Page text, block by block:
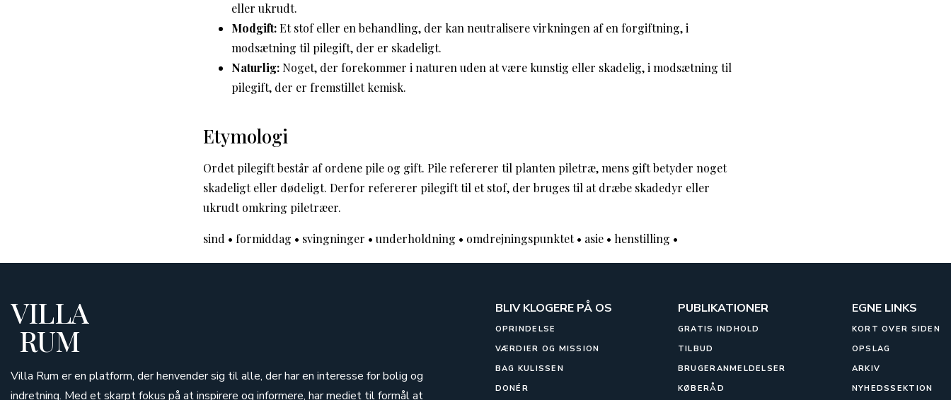
eller ukrudt.
Modgift:Et stof eller en behandling, der kan neutralisere virkningen af en forgiftning, i
modsætning til pilegift, der er skadeligt.
Naturlig: Noget, der forekommer i naturen uden at være kunstig eller skadelig, i modsætning til
pilegift, der er fremstillet kemisk.
Etymologi
Ordet pilegift består af ordene pile og gift. Pile refererer til planten piletræ, mens gift betyder noget
skadeligt eller dødeligt. Derfor refererer pilegift til et stof, der bruges til at dræbe skadedyr eller
ukrudt omkring piletræer.
sind • formiddag • svingninger • underholdning • omdrejningspunktet• asie • henstilling •
VILLA
RUM
Villa Rum er en platform, der henvender sig til alle, der har en interesse for bolig og
indretning. Med et skarpt fokus på at inspirere og informere, har mediet til formål at
BLIV KLOGERE PÅ OS
OPRINDELSE
VÆRDIER OG MISSION
BAG KULISSEN
DONÉR
PUBLIKATIONER
GRATIS INDHOLD
TILBUD
BRUGERANMELDELSER
KØBERÅD
EGNE LINKS
KORT OVER SIDEN
OPSLAG
ARKIV
NYHEDSSEKTION